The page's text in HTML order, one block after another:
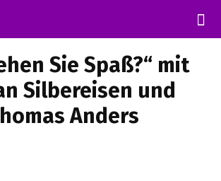
Sie Spaß?“ mit
Silbereisen und
Anders